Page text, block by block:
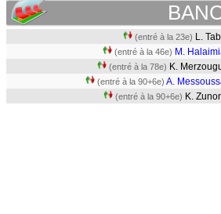
(entré à la 23e) L.
(entré à la 46e) M.
(entré à la 78e) K.
(entré à la 90+6e) A.
(entré à la 90+6e) K.